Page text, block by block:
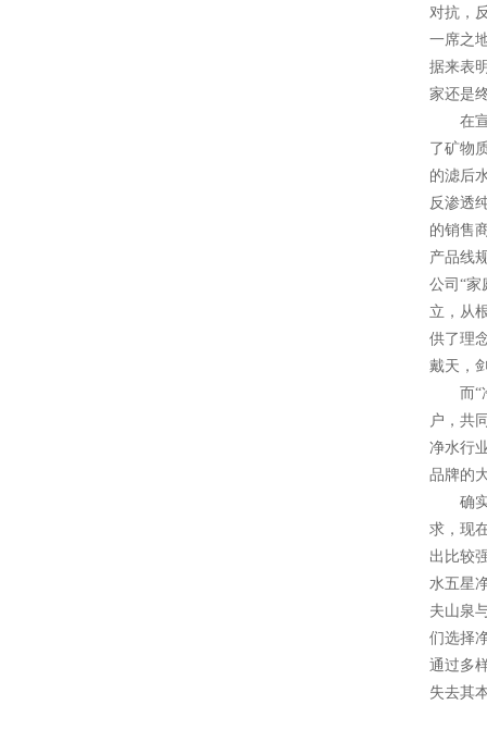
对抗，
一席之
据来表
家还是
在宣
了矿物
的滤后
反渗透
的销售
产品线
公司“家
立，从
供了理
戴天，
而“净
户，共
净水行
品牌的
确实
求，现
出比较
水五星
夫山泉
们选择
通过多
失去其